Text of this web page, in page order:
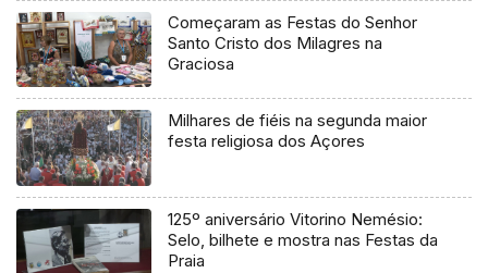
Começaram as Festas do Senhor
Santo Cristo dos Milagres na
Graciosa
Milhares de fiéis na segunda maior
festa religiosa dos Açores
125º aniversário Vitorino Nemésio:
Selo, bilhete e mostra nas Festas da
Praia